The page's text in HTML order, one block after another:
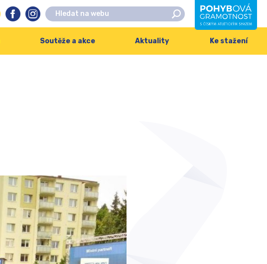
Soutěže a akce Aktuality Ke stažení